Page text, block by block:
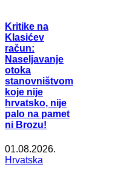
Kritike na
Klasićev
račun:
Naseljavanje
otoka
stanovništvom
koje nije
hrvatsko, nije
palo na pamet
ni Brozu!
01.08.2026.
Hrvatska